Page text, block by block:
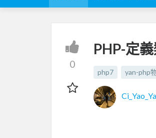
0
PHP-定
php7 yan-php